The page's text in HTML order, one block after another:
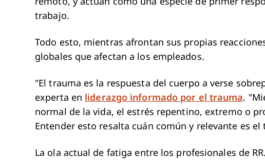
trabajo.
Todo esto, mientras afrontan sus propias
globales que afectan a los empleados.
"El trauma es la respuesta del cuerpo a verse
experta en liderazgo informado por el trauma.
normal de la vida, el estrés repentino, extremo o
Entender esto resalta cuán común y relevante es
La ola actual de fatiga entre los profesionales de